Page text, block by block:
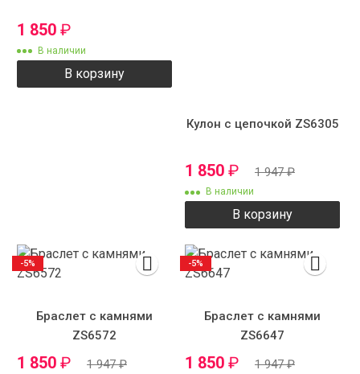
1 850 ₽
В наличии
В корзину
Кулон с цепочкой ZS6305
1 850 ₽ 1 947₽
В наличии
В корзину
Браслет с камнями
ZS6572
1 850 ₽ 1 947₽
-5%
Браслет с камнями
ZS6647
1 850 ₽ 1 947₽
-5%